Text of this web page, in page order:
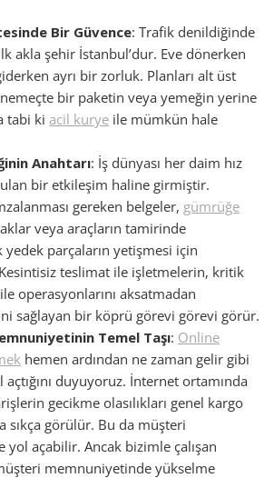
Bir Güvence: Trafik denildiğinde
akla şehir İstanbul’dur. Eve dönerken
ayrı bir zorluk. Planları alt üst
bir paketin veya yemeğin yerine
tabi ki acil kurye ile mümkün hale
Anahtarı: İş dünyası her daim hız
bir etkileşim haline girmiştir.
gereken belgeler, gümrüğe
veya araçların tamirinde
yedek parçaların yetişmesi için
teslimat ile işletmelerin, kritik
operasyonlarını aksatmadan
sağlayan bir köprü görevi görevi görür.
Temel Taşı: Online
hemen ardından ne zaman gelir gibi
duyuyoruz. İnternet ortamında
gecikme olasılıkları genel kargo
sıkça görülür. Bu da müşteri
yol açabilir. Ancak bizimle çalışan
memnuniyetinde yükselme